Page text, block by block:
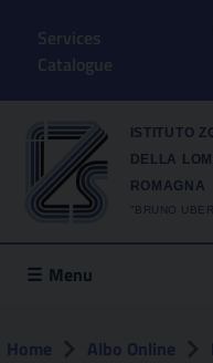
Services
Catalogue
ISTITUTO
DELLA
ROMAGNA
"BRUNO
Menu
Home Albo Online